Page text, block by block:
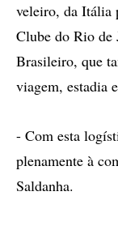
veleiro, da Itália
Clube do Rio
Brasileiro, que
viagem, estadia
- Com esta
plenamente à
Saldanha.